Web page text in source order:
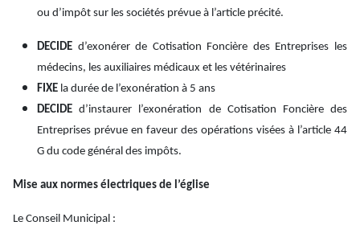
ou d’impôt sur les sociétés prévue à l’article précité.
DECIDE d’exonérer de Cotisation Foncière des Entreprises les
médecins, les auxiliaires médicaux et les vétérinaires
FIXE la durée de l’exonération à 5 ans
DECIDEd’instaurer l’exonération de Cotisation Foncière des
Entreprises prévue en faveur des opérations visées à l’article 44
G du code général des impôts.
Mise aux normes électriques de l’église
Le Conseil Municipal :